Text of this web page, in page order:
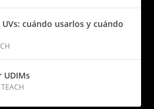
cuándo usarlos y cuándo
UDIMs